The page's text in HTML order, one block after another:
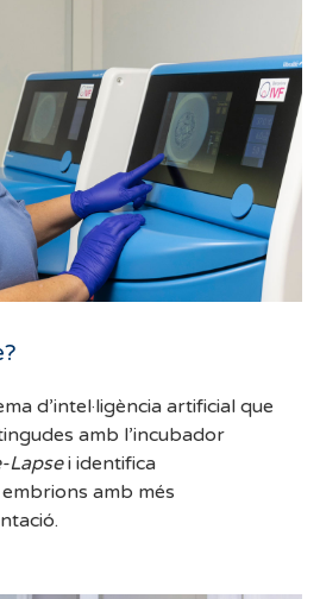
d’intel·ligència artificial que
amb l’incubador
Lapsei identifica
amb més